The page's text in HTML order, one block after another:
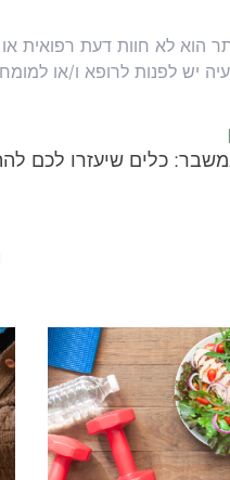
הוא לא חוות דעת רפואית
יש לפנות לרופא ו/או